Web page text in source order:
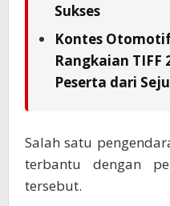
Sukses
Kontes
Rangkaian TIFF
Peserta dari
Salah satu
terbantu dengan
tersebut.